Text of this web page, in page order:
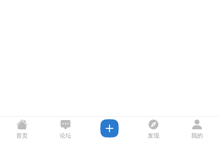
首页 论坛 发现 我的